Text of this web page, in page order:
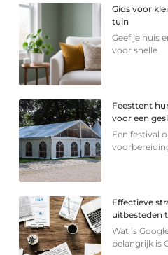
Gids voor
tuin
Geef je huis
voor snelle
Feesttent
voor een
Een festival
Effectieve
uitbesteden
Wat is
belangrijk is